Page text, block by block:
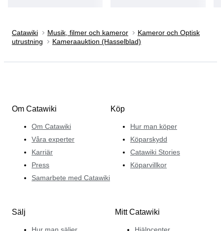
Catawiki Musik, filmer och kameror
Kameror och Optisk
utrustning
Kameraauktion (Hasselblad)
Om Catawiki
Om Catawiki
Våra experter
Karriär
Press
Samarbete med Catawiki
Köp
Hur man köper
Köparskydd
Catawiki Stories
Köparvillkor
Sälj Mitt Catawiki